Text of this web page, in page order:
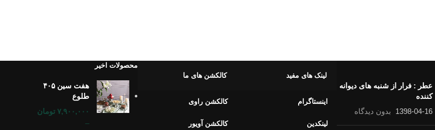
عطر : فرار از شنبه های دیوانه
کننده
1398-04-16
بدون دیدگاه
لینک های مفید
اینستاگرام
لینکدین
کالکشن های ما
کالکشن راوی
کالکشن آویور
محصولات اخیر
هفت سین ۴۰۵
طلوع
۷,۹۰۰,۰۰۰ تومان
–